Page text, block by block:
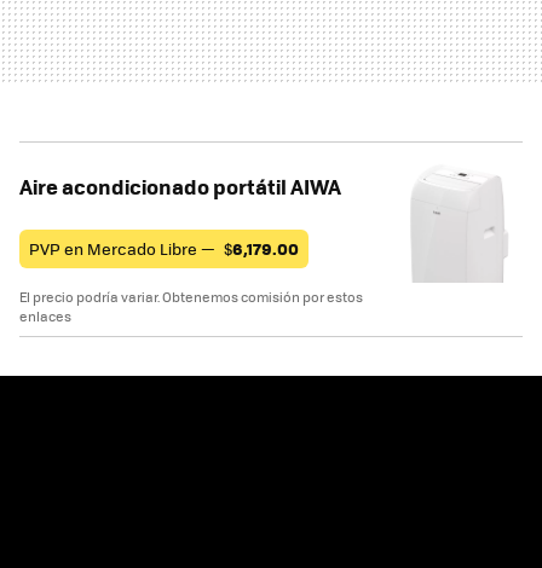
Aire acondicionado portátil AIWA
PVP en Mercado Libre — $6,179.00
El precio podría variar. Obtenemos comisión por estos
enlaces